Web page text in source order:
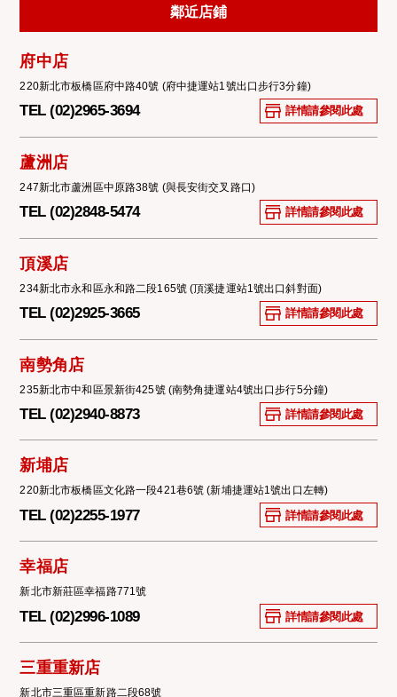
鄰近店鋪
府中店
220新北市板橋區府中路40號 (府中捷運站1號出口步行3分鐘)
TEL (02)2965-3694 詳情請參閱此處
蘆洲店
247新北市蘆洲區中原路38號 (與長安街交叉路口)
TEL (02)2848-5474 詳情請參閱此處
頂溪店
234新北市永和區永和路二段165號 (頂溪捷運站1號出口斜對面)
TEL (02)2925-3665 詳情請參閱此處
南勢角店
235新北市中和區景新街425號 (南勢角捷運站4號出口步行5分鐘)
TEL (02)2940-8873 詳情請參閱此處
新埔店
220新北市板橋區文化路一段421巷6號 (新埔捷運站1號出口左轉)
TEL (02)2255-1977 詳情請參閱此處
幸福店
新北市新莊區幸福路771號
TEL (02)2996-1089 詳情請參閱此處
三重重新店
新北市三重區重新路二段68號